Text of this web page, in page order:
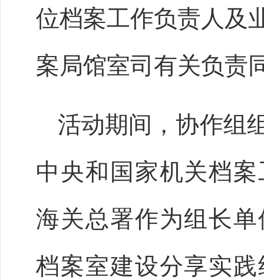
位档案工作负责人及
案局馆室司有关负责
活动期间，协作组
中央和国家机关档
海关总署作为组长
档案室建设分享实